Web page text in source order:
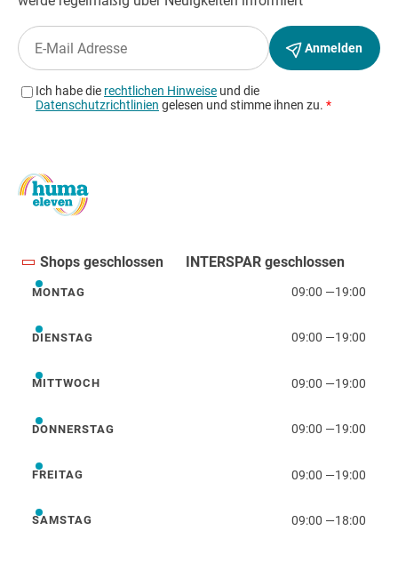
Shops geschlossen INTERSPAR geschlossen
Montag
MONTAG 09:00 —19:00
Dienstag
DIENSTAG 09:00 —19:00
Mittwoch
MITTWOCH 09:00 —19:00
Donnerstag
DONNERSTAG 09:00 —19:00
Freitag
FREITAG 09:00 —19:00
Samstag
SAMSTAG 09:00 —18:00